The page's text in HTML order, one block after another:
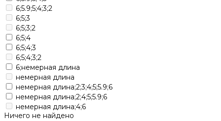
6;5.9;5;4;3;2
6;5;3
6;5;3;2
6;5;4
6;5;4;3
6;5;4;3;2
6;немерная длина
немерная длина
немерная длина;2;3;4;5;5.9;6
немерная длина;2;4;5;5.9;6
немерная длина;4;6
Ничего не найдено